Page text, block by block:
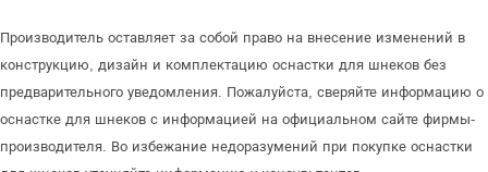
Производитель оставляет за собой право на внесение изменений в
конструкцию, дизайн и комплектацию оснастки для шнеков без
предварительного уведомления. Пожалуйста, сверяйте информацию о
оснастке для шнеков с информацией на официальном сайте фирмы-
производителя. Во избежание недоразумений при покупке оснастки